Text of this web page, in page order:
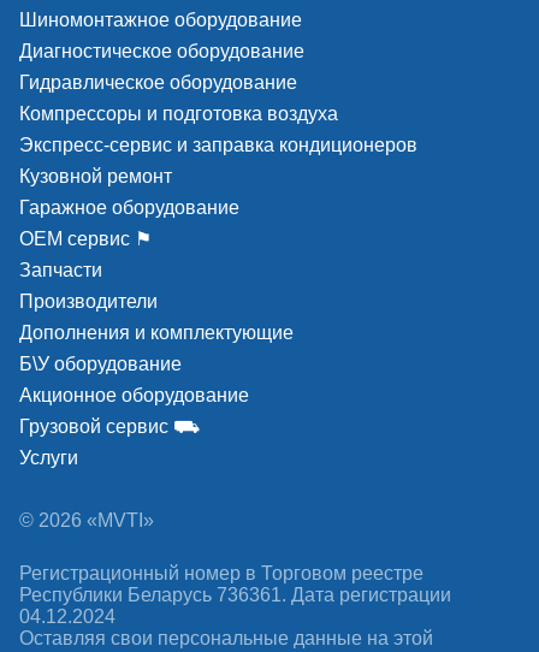
Шиномонтажное оборудование
Диагностическое оборудование
Гидравлическое оборудование
Компрессоры и подготовка воздуха
Экспресс-сервис и заправка кондиционеров
Кузовной ремонт
Гаражное оборудование
ОЕМ сервис ⚑
Запчасти
Производители
Дополнения и комплектующие
Б\У оборудование
Акционное оборудование
Грузовой сервис ⛟
Услуги
© 2026 «MVTI»
Регистрационный номер в Торговом реестре
Республики Беларусь 736361. Дата регистрации
04.12.2024
Оставляя свои персональные данные на этой